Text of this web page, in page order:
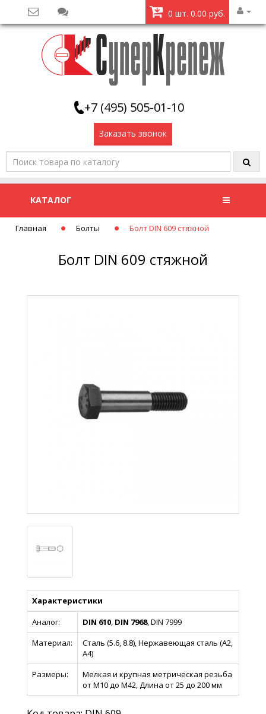
0 шт. 0.00 руб.
+7 (495) 505-01-10
Заказать звонок
КАТАЛОГ
Главная Болты Болт DIN 609 стяжной
Болт DIN 609 стяжной
Характеристики
Аналог:
DIN 610, DIN 7968, DIN 7999
Материал:
Сталь (5.6, 8.8), Нержавеющая сталь (А2,
А4)
Размеры:
Мелкая и крупная метрическая резьба
от М10 до М42, Длина от 25 до 200 мм